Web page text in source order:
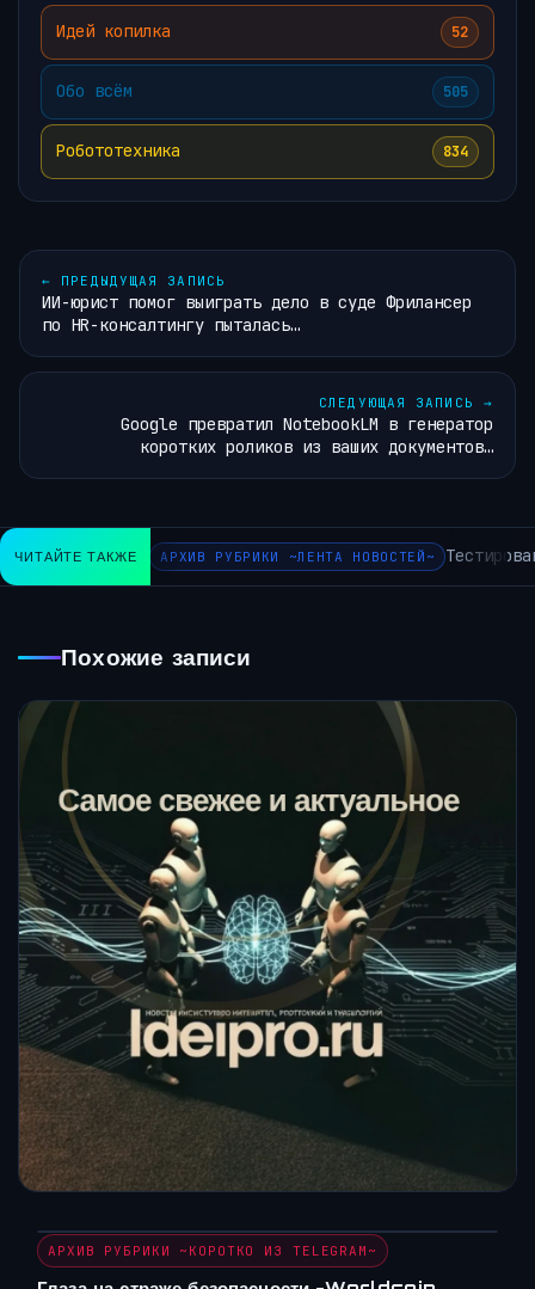
Идей копилка 52
Обо всём 505
Робототехника 834
← ПРЕДЫДУЩАЯ ЗАПИСЬ
ИИ-юрист помог выиграть дело в суде Фрилансер
по HR-консалтингу пыталась…
СЛЕДУЮЩАЯ ЗАПИСЬ →
Google превратил NotebookLM в генератор
коротких роликов из ваших документов…
ЧИТАЙТЕ ТАКЖЕ АРХИВ РУБРИКИ ~ЛЕНТА НОВОСТЕЙ~
Похожие записи
АРХИВ РУБРИКИ ~КОРОТКО ИЗ TELEGRAM~